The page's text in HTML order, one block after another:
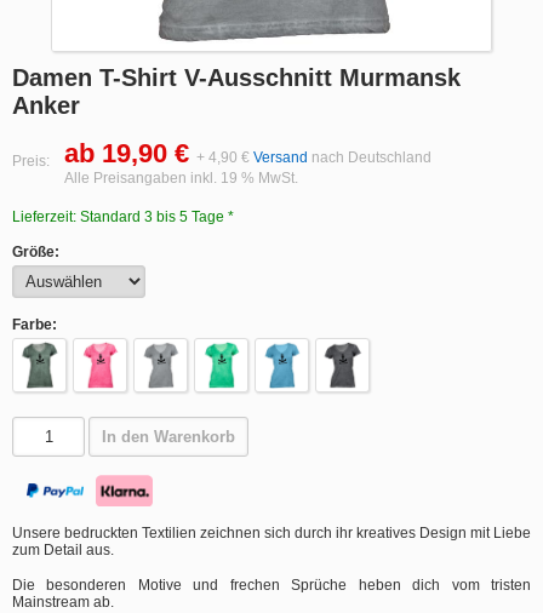
Damen T-Shirt V-Ausschnitt Murmansk
Anker
Preis: ab 19,90 € + 4,90 € Versand nach Deutschland
Alle Preisangaben inkl. 19 % MwSt.
Lieferzeit: Standard 3 bis 5 Tage *
Größe:
Farbe:
In den Warenkorb
Unsere bedruckten Textilien zeichnen sich durch ihr kreatives Design mit Liebe
zum Detail aus.
Die besonderen Motive und frechen Sprüche heben dich vom tristen
Mainstream ab.